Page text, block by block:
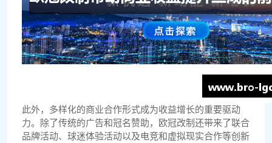
此外，多样化的商业合作形式成为收益增长的重要驱动
力。除了传统的广告和冠名赞助，欧冠改制还带来了联合
品牌活动、球迷体验活动以及电竞和虚拟现实合作等创新